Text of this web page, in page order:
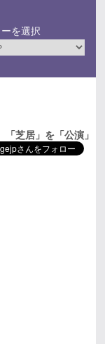
を選択
芝居」を「公演」